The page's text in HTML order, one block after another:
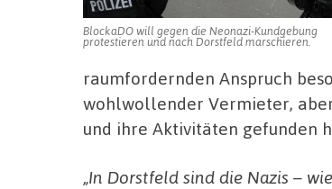
BlockaDO will gegen die Neonazi-Kundgebung
protestieren und nach Dorstfeld marschieren.
raumfordernden Anspruch
wohlwollender Vermieter,
und ihre Aktivitäten gefunden
„In Dorstfeld sind die Nazis –